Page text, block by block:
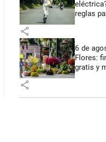
reglas
share
6 de
Flores:
gratis y
share